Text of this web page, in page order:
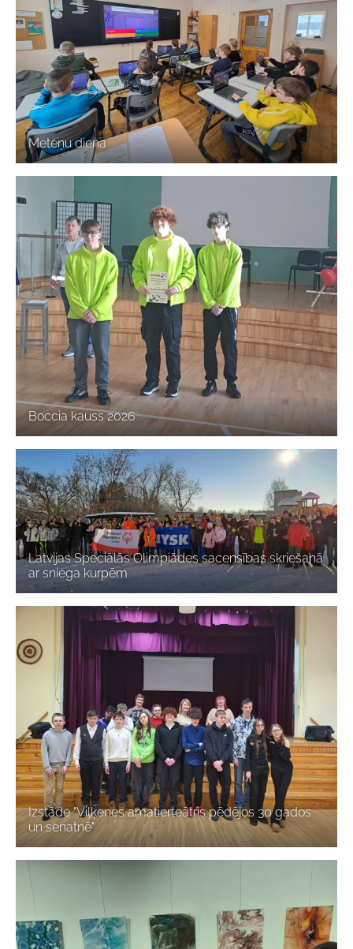
Meteņu diena
Boccia kauss 2026
Latvijas Speciālās Olimpiādes sacensības skriešanā
ar sniega kurpēm
Izstāde "Viļķenes amatierteātris pēdējos 30 gados
un senatnē"